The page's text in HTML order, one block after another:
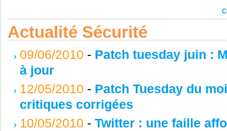
Actualité Sécurité
09/06/2010 - Patch tuesday juin :
à jour
12/05/2010 - Patch Tuesday du
critiques corrigées
10/05/2010 - Twitter : une faille